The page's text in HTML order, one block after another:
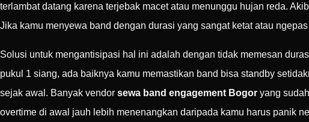
terlambat datang karena terjebak macet atau menunggu hujan reda.
Jika kamu menyewa band dengan durasi yang sangat ketat atau
Solusi untuk mengantisipasi hal ini adalah dengan tidak memesan
pukul 1 siang, ada baiknya kamu memastikan band bisa standby
sejak awal. Banyak vendor sewa band engagement Bogor yang
overtime di awal jauh lebih menenangkan daripada kamu harus panik